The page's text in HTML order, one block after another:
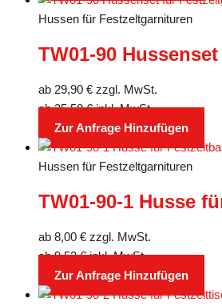
Hussen für Festzeltgarnituren
TW01-90
ab 29,90 € zzgl. MwSt.
ab35,58€inkl. MwSt.
Zur Anfrage Hinzufügen
Hussen für Festzeltgarnituren
TW01-90-1 Husse
ab 8,00 € zzgl. MwSt.
ab9,52€inkl. MwSt.
Zur Anfrage Hinzufügen